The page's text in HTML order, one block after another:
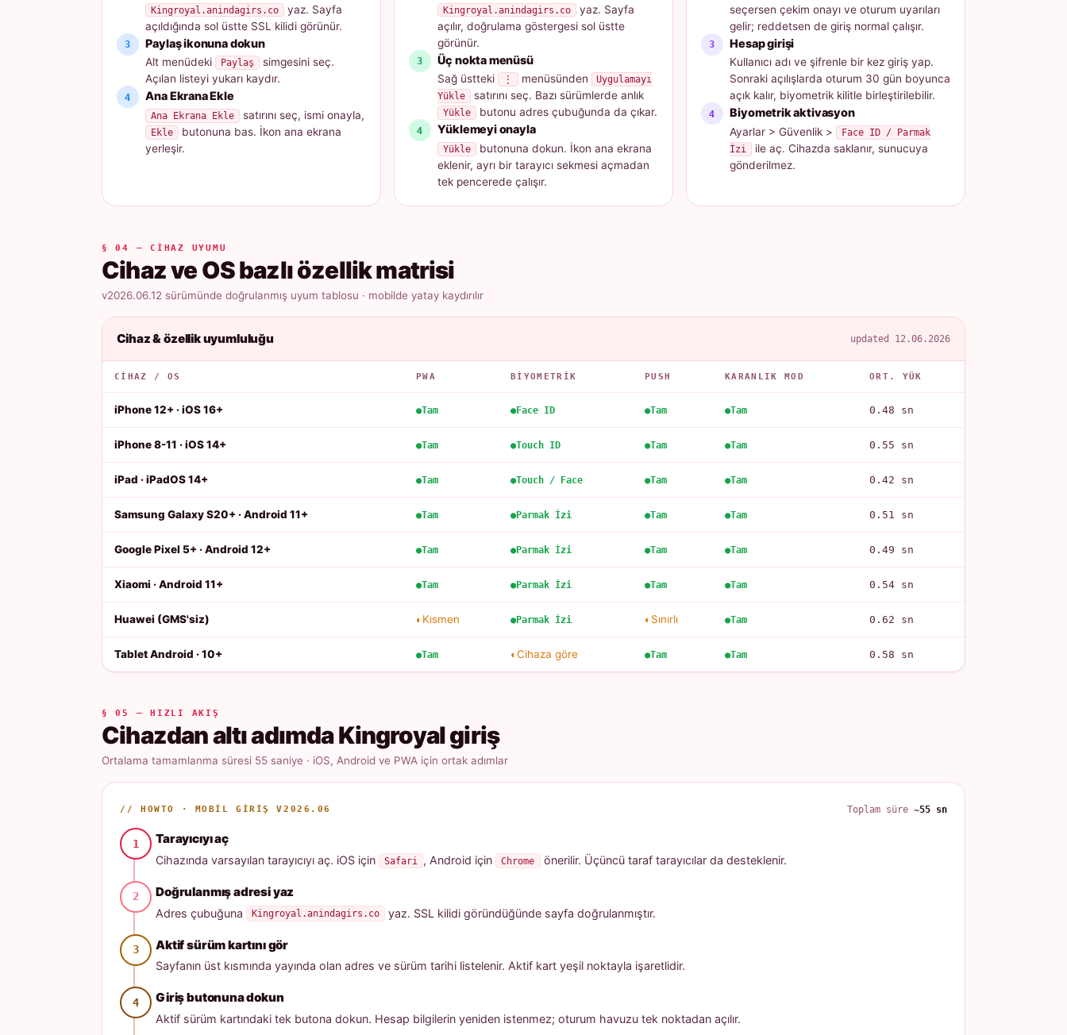
Kingroyal.anindagirs.co yaz. Sayfa
açıldığında sol üstte SSL kilidi görünür.
Paylaş ikonuna dokun
Alt menüdeki Paylaş
simgesini seç.
Açılan listeyi yukarı kaydır.
Ana Ekrana Ekle
Ana Ekrana Ekle satırını seç, ismi onayla,
Ekle
butonuna bas. İkon ana ekrana
yerleşir.
Kingroyal.anindagirs.co yaz. Sayfa
açılır, doğrulama göstergesi sol üstte
görünür.
Üç nokta menüsü
Sağ üstteki ⋮ menüsünden
Uygulamayı
Yükle
satırını seç. Bazı sürümlerde anlık
Yükle butonu adres çubuğunda da çıkar.
Yüklemeyi onayla
Yükle
butonuna dokun. İkon ana ekrana
eklenir, ayrı bir tarayıcı sekmesi açmadan
tek pencerede çalışır.
seçersen çekim onayı ve oturum uyarıları
gelir; reddetsen de giriş normal çalışır.
Hesap girişi
Kullanıcı adı ve şifrenle bir kez giriş yap.
Sonraki açılışlarda oturum 30 gün boyunca
açık kalır, biyometrik kilitle birleştirilebilir.
Biyometrik aktivasyon
Ayarlar > Güvenlik >
Face ID / Parmak
İzi
ile aç. Cihazda saklanır, sunucuya
gönderilmez.
§ 04 — CIHAZ UYUMU
Cihaz ve OS bazlı özellik matrisi
v2026.06.12 sürümünde doğrulanmış uyum tablosu · mobilde yatay kaydırılır
Cihaz & özellik uyumluluğu updated 12.06.2026
CIHAZ / OS PWA BIYOMETRIK PUSH KARANLIK MOD ORT. YÜK
iPhone 12+ · iOS 16+ Tam Face ID Tam Tam 0.48 sn
iPhone 8-11 · iOS 14+ Tam Touch ID Tam Tam 0.55 sn
iPad · iPadOS 14+ Tam Touch / Face Tam Tam 0.42 sn
Samsung Galaxy S20+ · Android 11+ Tam Parmak İzi Tam Tam 0.51 sn
Google Pixel 5+ · Android 12+ Tam Parmak İzi Tam Tam 0.49 sn
Xiaomi · Android 11+ Tam Parmak İzi Tam Tam 0.54 sn
Huawei (GMS'siz) Kısmen Parmak İzi Sınırlı Tam 0.62 sn
Tablet Android · 10+ Tam Cihaza göre Tam Tam 0.58 sn
§ 05 — HIZLI AKIŞ
Cihazdan altı adımda Kingroyal giriş
Ortalama tamamlanma süresi 55 saniye · iOS, Android ve PWA için ortak adımlar
// HOWTO · MOBIL GIRIŞ V2026.06 Toplam süre ~55 sn
Tarayıcıyı aç
Cihazında varsayılan tarayıcıyı aç. iOS için Safari , Android için Chrome önerilir. Üçüncü taraf tarayıcılar da desteklenir.
Doğrulanmış adresi yaz
Adres çubuğuna Kingroyal.anindagirs.co yaz. SSL kilidi göründüğünde sayfa doğrulanmıştır.
Aktif sürüm kartını gör
Sayfanın üst kısmında yayında olan adres ve sürüm tarihi listelenir. Aktif kart yeşil noktayla işaretlidir.
Giriş butonuna dokun
Aktif sürüm kartındaki tek butona dokun. Hesap bilgilerin yeniden istenmez; oturum havuzu tek noktadan açılır.